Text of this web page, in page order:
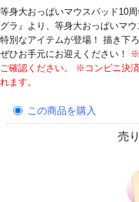
等身大おっぱいマウスパッド10
グラ』より、等身大おっぱいマ
特別なアイテムが登場！ 描き下
ぜひお手元にお迎えください！
※
ご確認ください。 ※コンビニ決
れます。
この商品を購入
売